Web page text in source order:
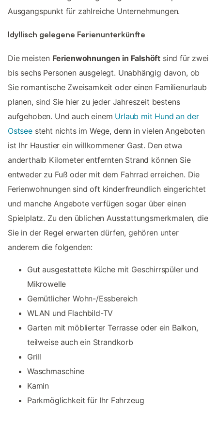
Ausgangspunkt für zahlreiche Unternehmungen.
Idyllisch gelegene Ferienunterkünfte
Die meisten Ferienwohnungen in Falshöft sind für zwei
bis sechs Personen ausgelegt. Unabhängig davon, ob
Sie romantische Zweisamkeit oder einen Familienurlaub
planen, sind Sie hier zu jeder Jahreszeit bestens
aufgehoben. Und auch einem Urlaub mit Hund an der
Ostseesteht nichts im Wege, denn in vielen Angeboten
ist Ihr Haustier ein willkommener Gast. Den etwa
anderthalb Kilometer entfernten Strand können Sie
entweder zu Fuß oder mit dem Fahrrad erreichen. Die
Ferienwohnungen sind oft kinderfreundlich eingerichtet
und manche Angebote verfügen sogar über einen
Spielplatz. Zu den üblichen Ausstattungsmerkmalen, die
Sie in der Regel erwarten dürfen, gehören unter
anderem die folgenden:
Gut ausgestattete Küche mit Geschirrspüler und
Mikrowelle
Gemütlicher Wohn-/Essbereich
WLAN und Flachbild-TV
Garten mit möblierter Terrasse oder ein Balkon,
teilweise auch ein Strandkorb
Grill
Waschmaschine
Kamin
Parkmöglichkeit für Ihr Fahrzeug